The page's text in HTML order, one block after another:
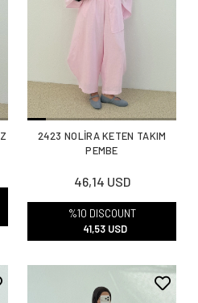
2423 NOLİRA KETEN TAKIM
PEMBE
46,14 USD
%10 DISCOUNT
41,53 USD